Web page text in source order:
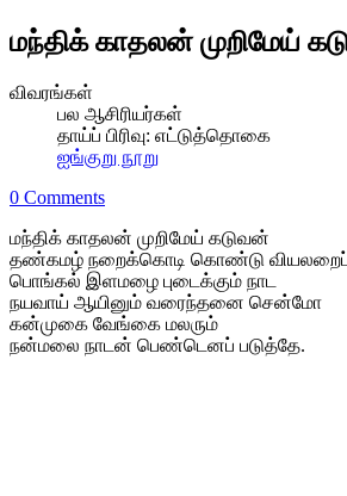
மந்திக் காதலன் முறிமேய்
விவரங்கள்
பல ஆசிரியர்கள்
தாய்ப் பிரிவு: எட்டுத்தொகை
ஐங்குறு நூறு
0 Comments
மந்திக் காதலன் முறிமேய் கடுவன்
தண்கமழ் நறைக்கொடி கொண்டு
பொங்கல் இளமழை புடைக்கும் நாட
நயவாய் ஆயினும் வரைந்தனை சென்மோ
கன்முகை வேங்கை மலரும்
நன்மலை நாடன் பெண்டெனப் படுத்தே.